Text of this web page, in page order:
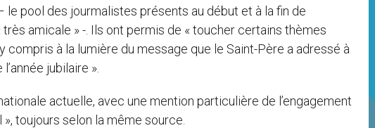
le pool des jourmalistes présents au début et à la fin de
très amicale » -. Ils ont permis de « toucher certains thèmes
compris à la lumière du message que le Saint-Père a adressé à
jubilaire ».
actuelle, avec une mention particulière de l’engagement
toujours selon la même source.